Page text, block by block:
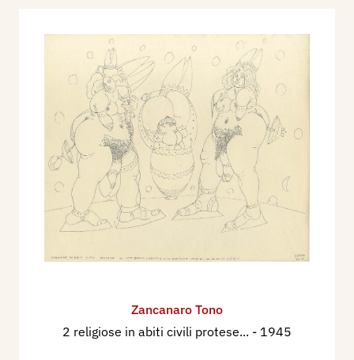
Zancanaro Tono
2 religiose in abiti civili protese... - 1945